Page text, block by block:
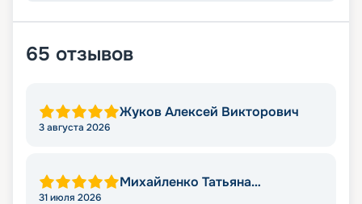
65 отзывов
Жуков Алексей Викторович
3 августа 2026
Михайленко Татьяна
31 июля 2026